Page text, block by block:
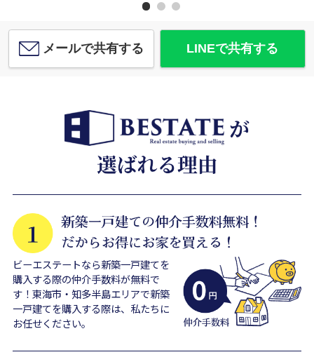
メールで共有する LINEで共有する
ビーエステートなら新築一戸建てを
購入する際の仲介手数料が無料で
す！東海市・知多半島エリアで新築
一戸建てを購入する際は、私たちに
お任せください。